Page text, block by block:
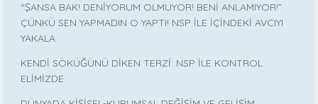
“ŞANSA BAK! DENİYORUM OLMUYOR! BENİ ANLAMIYOR!”
ÇÜNKÜ SEN YAPMADIN O YAPTI! NSP İLE İÇİNDEKİ AVCIYI
YAKALA
KENDİ SÖKÜĞÜNÜ DİKEN TERZİ: NSP İLE KONTROL
ELİMİZDE